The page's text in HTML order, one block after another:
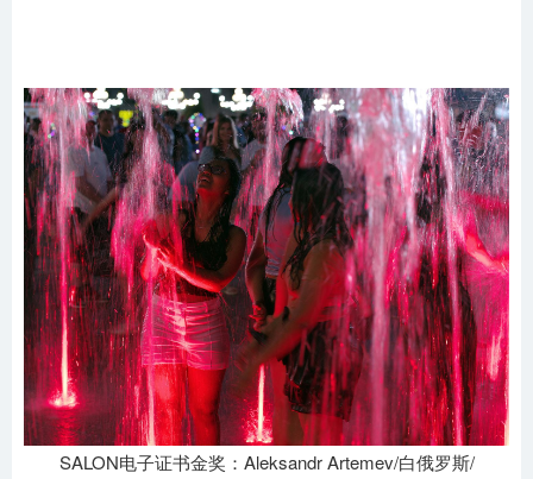
SALON电子证书金奖：Aleksandr Artemev/白俄罗斯/